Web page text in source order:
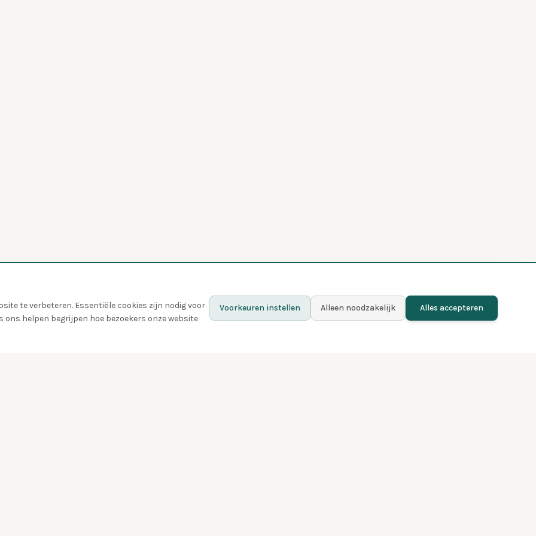
te verbeteren. Essentiële cookies zijn nodig voor
helpen begrijpen hoe bezoekers onze website
Voorkeuren instellen Alleen noodzakelijk Alles accepteren